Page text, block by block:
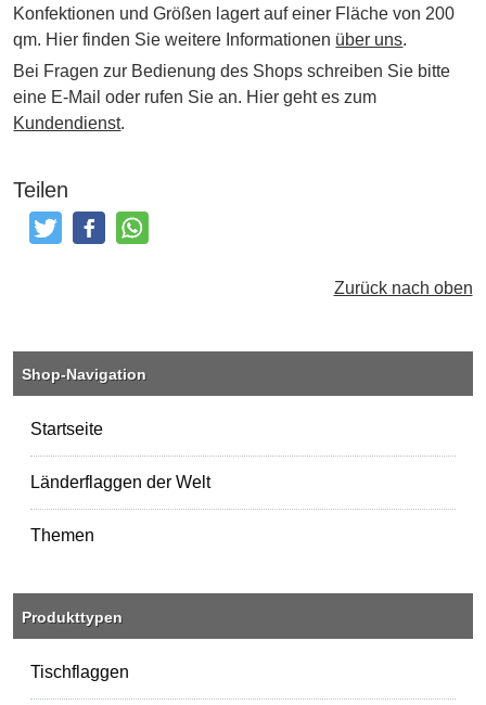
Konfektionen und Größen lagert auf einer Fläche von 200
qm. Hier finden Sie weitere Informationen über uns.
Bei Fragen zur Bedienung des Shops schreiben Sie bitte
eine E-Mail oder rufen Sie an. Hier geht es zum
Kundendienst.
Teilen
TweetenPostenTeilen
Zurück nach oben
Shop-Navigation
Startseite
Länderflaggen der Welt
Themen
Produkttypen
Tischflaggen